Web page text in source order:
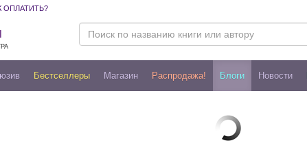
ОПЛАТИТЬ?
Бестселлеры Магазин Распродажа! Блоги Новости